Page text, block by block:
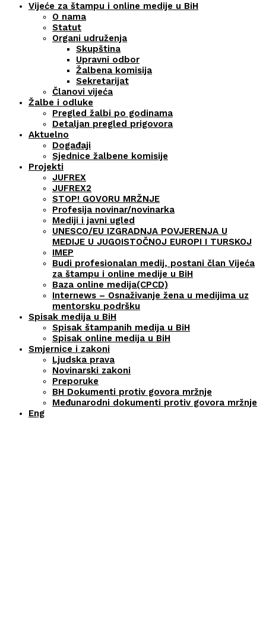
Vijeće za štampu i online medije u BiH
O nama
Statut
Organi udruženja
Skupština
Upravni odbor
Žalbena komisija
Sekretarijat
Članovi vijeća
Žalbe i odluke
Pregled žalbi po godinama
Detaljan pregled prigovora
Aktuelno
Događaji
Sjednice žalbene komisije
Projekti
JUFREX
JUFREX2
STOP! GOVORU MRŽNJE
Profesija novinar/novinarka
Mediji i javni ugled
UNESCO/EU IZGRADNJA POVJERENJA U
MEDIJE U JUGOISTOČNOJ EUROPI I TURSKOJ
IMEP
Budi profesionalan medij, postani član Vijeća
za štampu i online medije u BiH
Baza online medija(CPCD)
Internews – Osnaživanje žena u medijima uz
mentorsku podršku
Spisak medija u BiH
Spisak štampanih medija u BiH
Spisak online medija u BiH
Smjernice i zakoni
Ljudska prava
Novinarski zakoni
Preporuke
BH Dokumenti protiv govora mržnje
Međunarodni dokumenti protiv govora mržnje
Eng